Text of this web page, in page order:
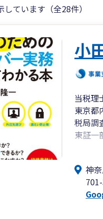
しています（全28件）
小
当税理
東京都
税局調
東証一
産、
国税調
税務
アン
神